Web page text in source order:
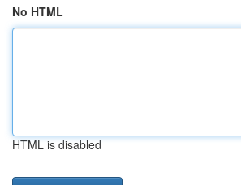
No HTML
HTML is disabled